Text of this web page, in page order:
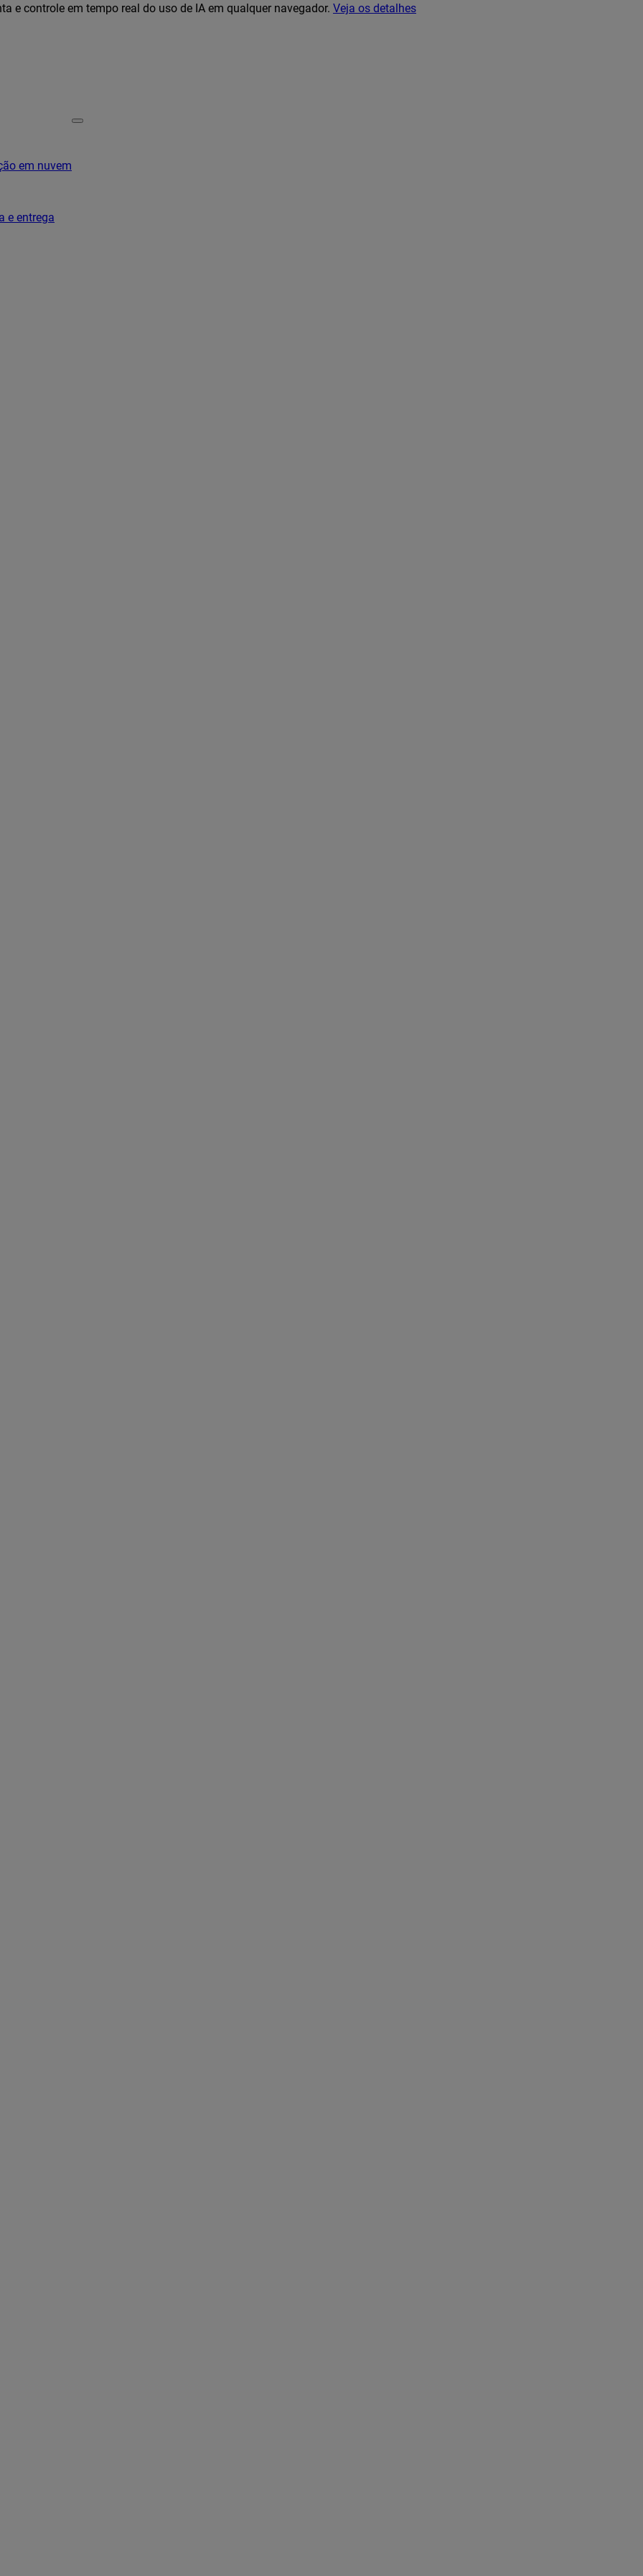
e controle em tempo real do uso de IA em qualquer navegador. Veja os detalhes
em nuvem
e entrega